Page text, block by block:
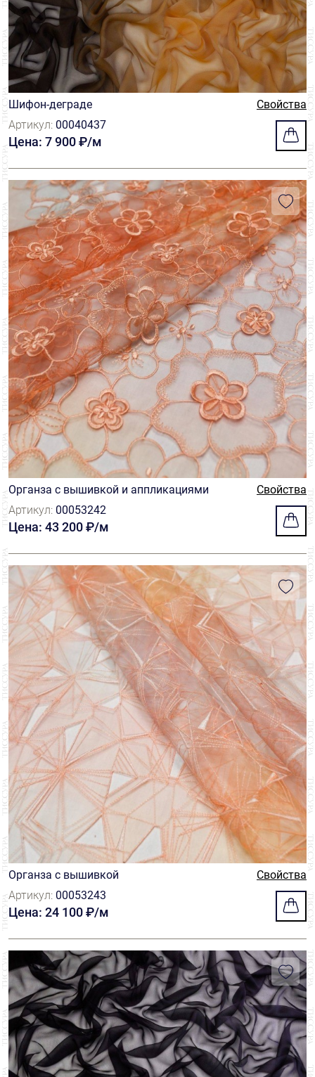
Шифон-деграде
Свойства
Артикул: 00040437
Цена: 7 900 ₽/м
Органза с вышивкой и аппликациями
Свойства
Артикул: 00053242
Цена: 43 200 ₽/м
Органза с вышивкой
Свойства
Артикул: 00053243
Цена: 24 100 ₽/м